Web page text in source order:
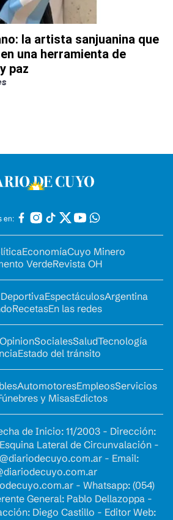
la artista sanjuanina que
una herramienta de
paz
en:
EconomíaCuyo Minero
VerdeRevista OH
EspectáculosArgentina
RecetasEn las redes
SocialesSaludTecnología
Estado del tránsito
AutomotoresEmpleosServicios
y MisasEdictos
de Inicio: 11/2003 - Dirección:
Lateral de Circunvalación -
- Email:
- Whatsapp: (054)
General: Pablo Dellazoppa -
Diego Castillo - Editor Web: